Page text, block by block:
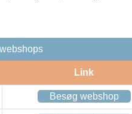
Link
Besøg webshop